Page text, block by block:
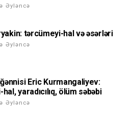
Əyləncə
tərcümeyi-hal və əsərləri
Əyləncə
Eric Kurmangaliyev:
yaradıcılıq, ölüm səbəbi
Əyləncə